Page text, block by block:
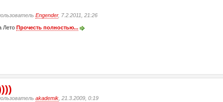
Engender, 7.2.2011, 21:26
ЛетоПрочесть полностью...
akademik , 21.3.2009, 0:19